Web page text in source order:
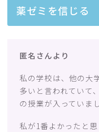
薬ゼミを信じる
匿名さんより
私の学校は、他の大
多いと言われていて
の授業が入っていま
私が1番よかったと